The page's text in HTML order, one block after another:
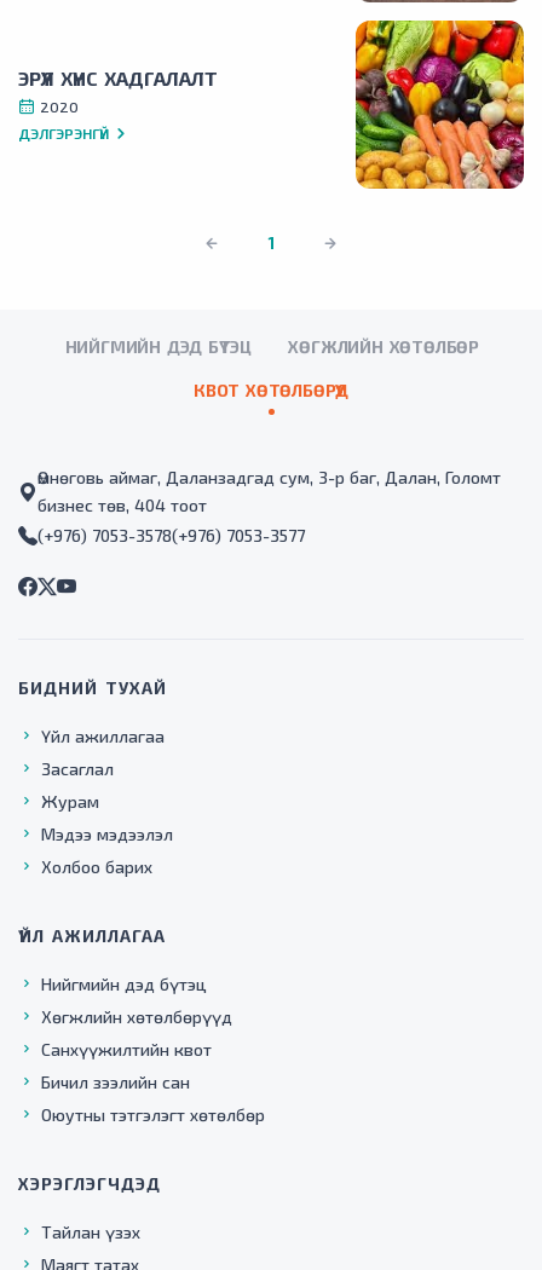
ЭРҮҮЛ ХҮНС ХАДГАЛАЛТ
2020
ДЭЛГЭРЭНГҮЙ
1
НИЙГМИЙН ДЭД БҮТЭЦ ХӨГЖЛИЙН ХӨТӨЛБӨР
КВОТ ХӨТӨЛБӨРҮҮД
Өмнөговь аймаг, Даланзадгад сум, 3-р баг, Далан, Голомт
бизнес төв, 404 тоот
(+976) 7053-3578(+976) 7053-3577
БИДНИЙ ТУХАЙ
Үйл ажиллагаа
Засаглал
Журам
Мэдээ мэдээлэл
Холбоо барих
ҮЙЛ АЖИЛЛАГАА
Нийгмийн дэд бүтэц
Хөгжлийн хөтөлбөрүүд
Санхүүжилтийн квот
Бичил зээлийн сан
Оюутны тэтгэлэгт хөтөлбөр
ХЭРЭГЛЭГЧДЭД
Тайлан үзэх
Маягт татах